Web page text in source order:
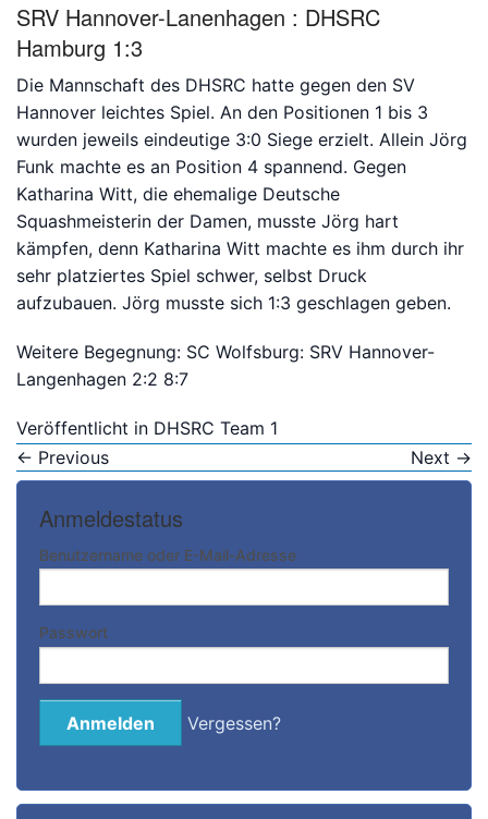
SRV Hannover-Lanenhagen : DHSRC
Hamburg 1:3
Die Mannschaft des DHSRC hatte gegen den SV
Hannover leichtes Spiel. An den Positionen 1 bis 3
wurden jeweils eindeutige 3:0 Siege erzielt. Allein Jörg
Funk machte es an Position 4 spannend. Gegen
Katharina Witt, die ehemalige Deutsche
Squashmeisterin der Damen, musste Jörg hart
kämpfen, denn Katharina Witt machte es ihm durch ihr
sehr platziertes Spiel schwer, selbst Druck
aufzubauen. Jörg musste sich 1:3 geschlagen geben.
Weitere Begegnung: SC Wolfsburg: SRV Hannover-
Langenhagen 2:2 8:7
Veröffentlicht in DHSRC Team 1
← Previous Next →
Anmeldestatus
Benutzername oder E-Mail-Adresse
Passwort
Vergessen?